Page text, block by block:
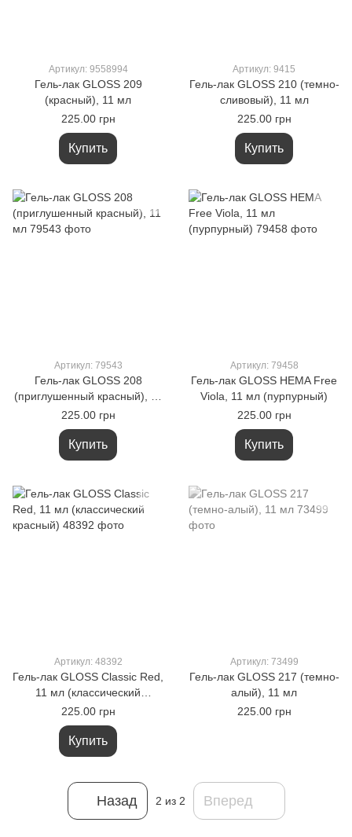
Артикул: 9558994
Гель-лак GLOSS 209
(красный), 11 мл
225.00 грн
Купить
Артикул: 9415
Гель-лак GLOSS 210 (темно-
сливовый), 11 мл
225.00 грн
Купить
Артикул: 79543
Гель-лак GLOSS 208
(приглушенный красный), 11
мл
225.00 грн
Купить
Артикул: 79458
Гель-лак GLOSS HEMA Free
Viola, 11 мл (пурпурный)
225.00 грн
Купить
Артикул: 48392
Гель-лак GLOSS Classic Red,
11 мл (классический
красный)
225.00 грн
Купить
Артикул: 73499
Гель-лак GLOSS 217 (темно-
алый), 11 мл
225.00 грн
Назад 2 из 2 Вперед